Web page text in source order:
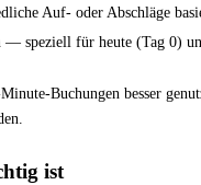
Auf- oder Abschläge
— speziell für heute (Tag 0)
Buchungen besser
ist